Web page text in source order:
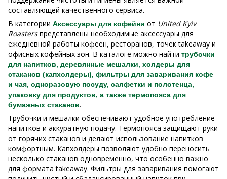
составляющей качественного сервиса.
В категории Аксессуары для кофейни от United Kyiv
Roastersпредставлены необходимые аксессуары для
ежедневной работы кофеен, ресторанов, точек takeaway и
офисных кофейных зон. В каталоге можно найти трубочки
для напитков, деревянные мешалки, холдеры для
стаканов (капхолдеры), фильтры для заваривания кофе
и чая, одноразовую посуду, салфетки и полотенца,
упаковку для продуктов, а также термопояса для
бумажных стаканов.
Трубочки и мешалки обеспечивают удобное употребление
напитков и аккуратную подачу. Термопояса защищают руки
от горячих стаканов и делают использование напитков
комфортным. Капхолдеры позволяют удобно переносить
несколько стаканов одновременно, что особенно важно
для формата takeaway. Фильтры для заваривания помогают